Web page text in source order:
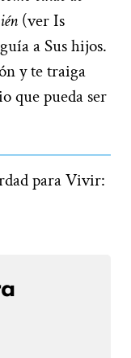
(ver Is
a Sus hijos.
y te traiga
que pueda ser
para Vivir: